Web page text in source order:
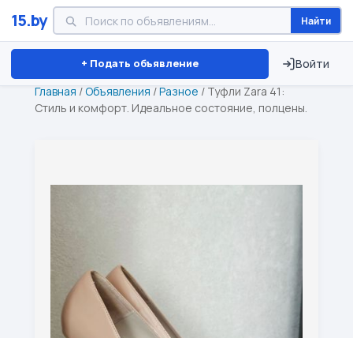
15.by Найти
+ Подать объявление Войти
Минск Витебск Брест ⏱ ТОЛЬКО 15 ДНЕЙ
Главная /Объявления /Разное / Туфли Zara 41:
Стиль и комфорт. Идеальное состояние, полцены.